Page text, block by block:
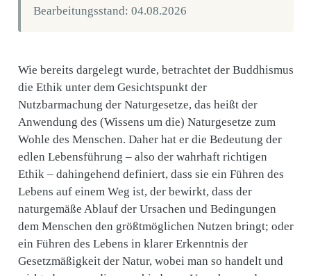
Bearbeitungsstand: 04.08.2026
Wie bereits dargelegt wurde, betrachtet der Buddhismus
die Ethik unter dem Gesichtspunkt der
Nutzbarmachung der Naturgesetze, das heißt der
Anwendung des (Wissens um die) Naturgesetze zum
Wohle des Menschen. Daher hat er die Bedeutung der
edlen Lebensführung – also der wahrhaft richtigen
Ethik – dahingehend definiert, dass sie ein Führen des
Lebens auf einem Weg ist, der bewirkt, dass der
naturgemäße Ablauf der Ursachen und Bedingungen
dem Menschen den größtmöglichen Nutzen bringt; oder
ein Führen des Lebens in klarer Erkenntnis der
Gesetzmäßigkeit der Natur, wobei man so handelt und